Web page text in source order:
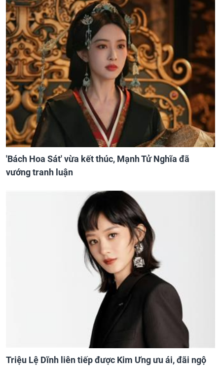
'Bách Hoa Sát' vừa kết thúc, Mạnh Tử Nghĩa đã
vướng tranh luận
Triệu Lệ Dĩnh liên tiếp được Kim Ưng ưu ái, đãi ngộ